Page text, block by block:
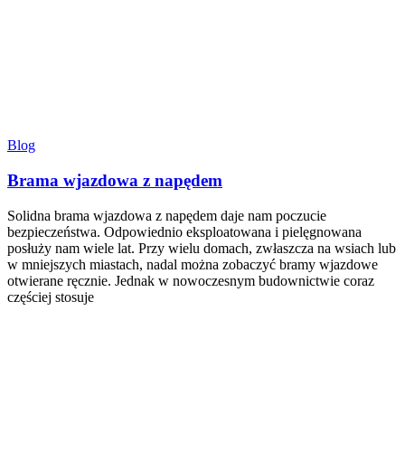
Blog
Brama wjazdowa z napędem
Solidna brama wjazdowa z napędem daje nam poczucie
bezpieczeństwa. Odpowiednio eksploatowana i pielęgnowana
posłuży nam wiele lat. Przy wielu domach, zwłaszcza na wsiach lub
w mniejszych miastach, nadal można zobaczyć bramy wjazdowe
otwierane ręcznie. Jednak w nowoczesnym budownictwie coraz
częściej stosuje